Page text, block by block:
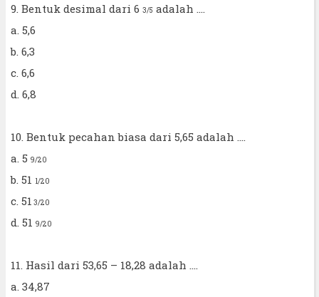
9. Bentuk desimal dari 6 3/5 adalah ....
a. 5,6
b. 6,3
c. 6,6
d. 6,8
10. Bentuk pecahan biasa dari 5,65 adalah ....
a. 5 9/20
b. 51 1/20
c. 51 3/20
d. 51 9/20
11. Hasil dari 53,65 – 18,28 adalah ....
a. 34,87